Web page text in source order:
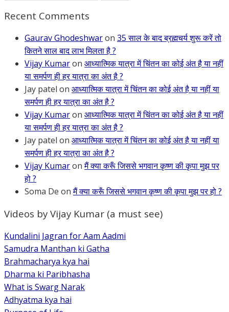
Recent Comments
Gaurav Ghodeshwaron 35 साल के बाद ब्रह्मचर्य शुरू करें तो
कितने साल बाद लाभ मिलता है ?
Vijay Kumaron आध्यात्मिक यात्रा में चिंतन का कोई अंत है या नहीं
या समर्पण ही हर यात्रा का अंत है ?
Jay patel on आध्यात्मिक यात्रा में चिंतन का कोई अंत है या नहीं या
समर्पण ही हर यात्रा का अंत है ?
Vijay Kumaron आध्यात्मिक यात्रा में चिंतन का कोई अंत है या नहीं
या समर्पण ही हर यात्रा का अंत है ?
Jay patel on आध्यात्मिक यात्रा में चिंतन का कोई अंत है या नहीं या
समर्पण ही हर यात्रा का अंत है ?
Vijay Kumaronमैं क्या करूँ जिससे भगवान कृष्ण की कृपा मुझ पर
हो ?
Soma De onमैं क्या करूँ जिससे भगवान कृष्ण की कृपा मुझ पर हो ?
Videos by Vijay Kumar (a must see)
Kundalini Jagran for Aam Aadmi
Samudra Manthan ki Gatha
Brahmacharya kya hai
Dharma ki Paribhasha
What is Swarg Narak
Adhyatma kya hai